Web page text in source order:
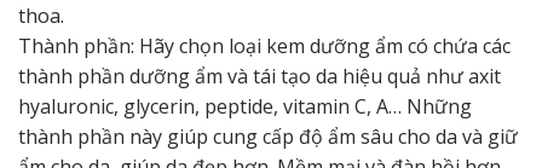
thoa.
Thành phần: Hãy chọn loại kem dưỡng ẩm có chứa các
thành phần dưỡng ẩm và tái tạo da hiệu quả như axit
hyaluronic, glycerin, peptide, vitamin C, A… Những
thành phần này giúp cung cấp độ ẩm sâu cho da và giữ